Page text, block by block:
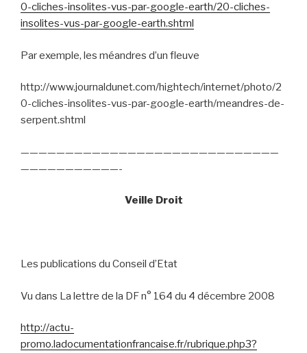
0-cliches-insolites-vus-par-google-earth/20-cliches-
insolites-vus-par-google-earth.shtml
Par exemple, les méandres d’un fleuve
http://www.journaldunet.com/hightech/internet/photo/2
0-cliches-insolites-vus-par-google-earth/meandres-de-
serpent.shtml
—————————————————————————————
———————————-
Veille Droit
Les publications du Conseil d’Etat
Vu dans La lettre de la DF n° 164 du 4 décembre 2008
http://actu-
promo.ladocumentationfrancaise.fr/rubrique.php3?